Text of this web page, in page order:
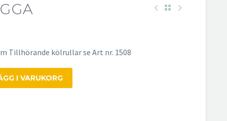
Tillhörande kölrullar se Art nr. 1508
I VARUKORG